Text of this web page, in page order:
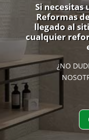
Si necesitas
Reformas
llegado al
cualquier
¿NO